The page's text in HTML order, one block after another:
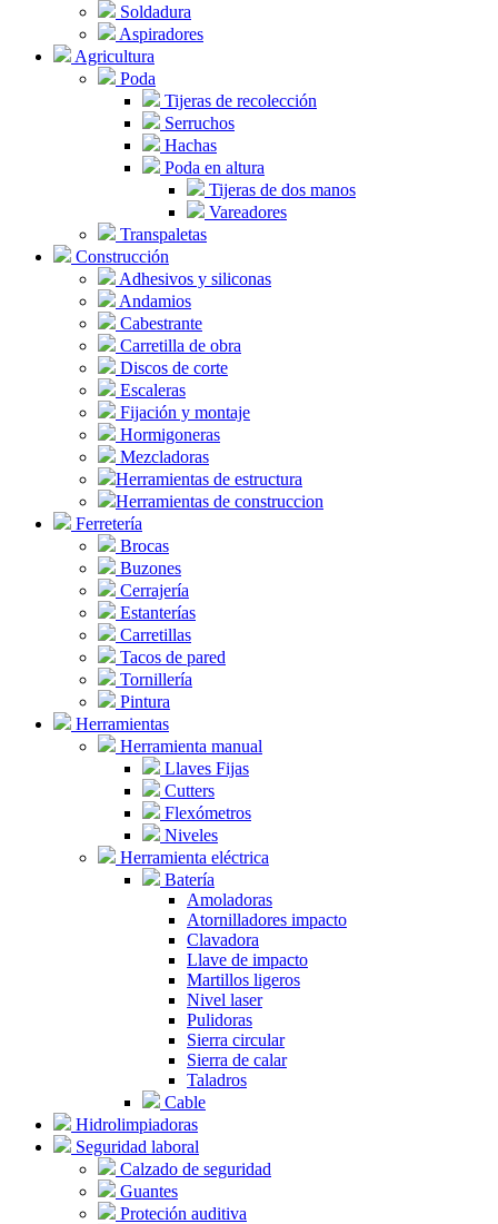
Soldadura
Aspiradores
Agricultura
Poda
Tijeras de recolección
Serruchos
Hachas
Poda en altura
Tijeras de dos manos
Vareadores
Transpaletas
Construcción
Adhesivos y siliconas
Andamios
Cabestrante
Carretilla de obra
Discos de corte
Escaleras
Fijación y montaje
Hormigoneras
Mezcladoras
Herramientas de estructura
Herramientas de construccion
Ferretería
Brocas
Buzones
Cerrajería
Estanterías
Carretillas
Tacos de pared
Tornillería
Pintura
Herramientas
Herramienta manual
Llaves Fijas
Cutters
Flexómetros
Niveles
Herramienta eléctrica
Batería
Amoladoras
Atornilladores impacto
Clavadora
Llave de impacto
Martillos ligeros
Nivel laser
Pulidoras
Sierra circular
Sierra de calar
Taladros
Cable
Hidrolimpiadoras
Seguridad laboral
Calzado de seguridad
Guantes
Proteción auditiva